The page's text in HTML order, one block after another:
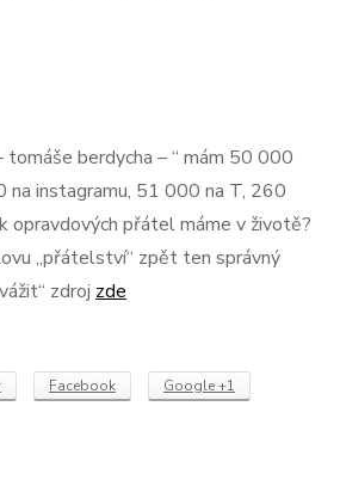
tomáše berdycha – “ mám 50 000
instagramu, 51 000 na T, 260
opravdových přátel máme v životě?
„přátelství“ zpět ten správný
zdroj zde
Facebook Google +1